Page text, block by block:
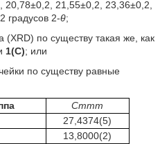
21,55±0,2, 23,36±0,2,
градусов 2-θ;
по существу такая же, как
1(C); или
по существу равные
Cmmm
27,4374(5)
13,8000(2)